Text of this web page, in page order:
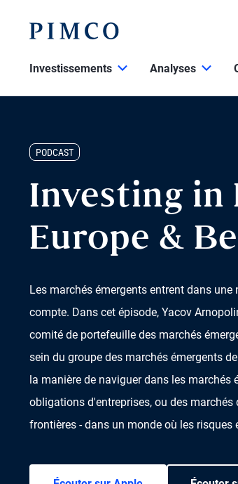
Investissements Analyses
PODCAST
Investing in
Europe &
Les marchés émergents entrent dans
compte. Dans cet épisode, Yacov
comité de portefeuille des marchés
sein du groupe des marchés émergents
la manière de naviguer dans les
obligations d'entreprises, ou des
frontières - dans un monde où les